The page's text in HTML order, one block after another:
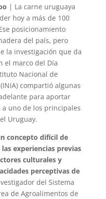
| La carne uruguaya
hoy a más de 100
posicionamiento
del país, pero
la investigación que da
el marco del Día
Nacional de
compartió algunas
para aportar
uno de los principales
Uruguay.
concepto difícil de
experiencias previas
culturales y
perceptivas de
del Sistema
de Agroalimentos de